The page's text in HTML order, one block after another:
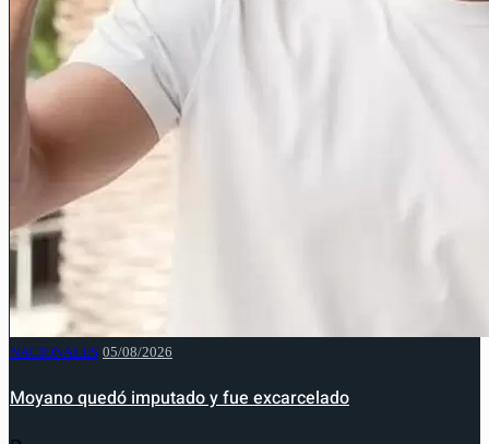
NACIONALES 05/08/2026
Moyano quedó imputado y fue excarcelado